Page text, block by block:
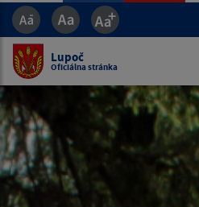
Lupoč
Oficiálna stránka